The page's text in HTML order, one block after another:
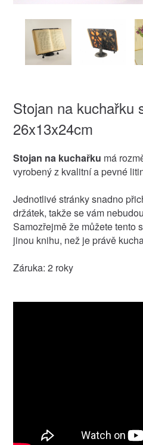
Stojan na kuchařku
26x13x24cm
Stojan na kuchařku má
vyrobený z kvalitní a pevné
Jednotlivé stránky snadno
držátek, takže se vám
Samozřejmě že můžete tento
jinou knihu, než je právě
Záruka: 2 roky